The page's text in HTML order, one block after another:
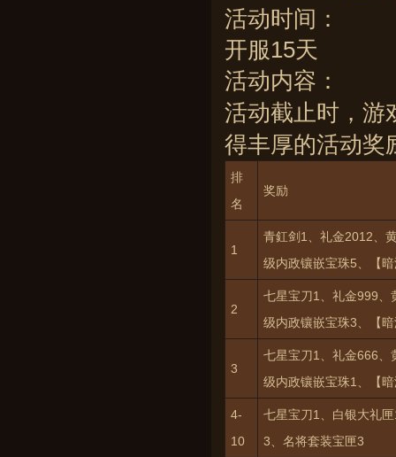
活动时间：
开服15天
活动内容：
活动截止时，游
得丰厚的活动奖
排
名
奖励
1
青釭剑1、礼金2012、
级内政镶嵌宝珠5、【
2
七星宝刀1、礼金999、
级内政镶嵌宝珠3、【
3
七星宝刀1、礼金666、
级内政镶嵌宝珠1、【
4-
10
七星宝刀1、白银大礼
3、名将套装宝匣3